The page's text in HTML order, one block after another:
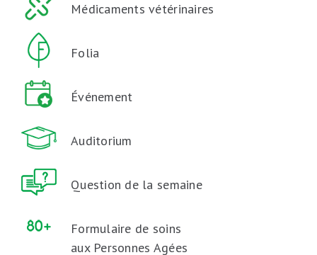
Médicaments vétérinaires
Folia
Événement
Auditorium
Question de la semaine
Formulaire de soins
aux Personnes Agées